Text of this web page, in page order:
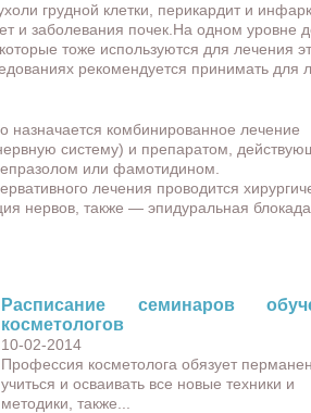
грудной клетки, перикардит и
и заболевания почек.На одном уровне
тоже используются для лечения
рекомендуется принимать для
назначается комбинированное лечение
систему) и препаратом,
или фамотидином.
лечения проводится
нервов, также — эпидуральная блокада.
Расписание семинаров
косметологов
10-02-2014
Профессия косметолога обязует
учиться и осваивать все новые техники и
методики, также...